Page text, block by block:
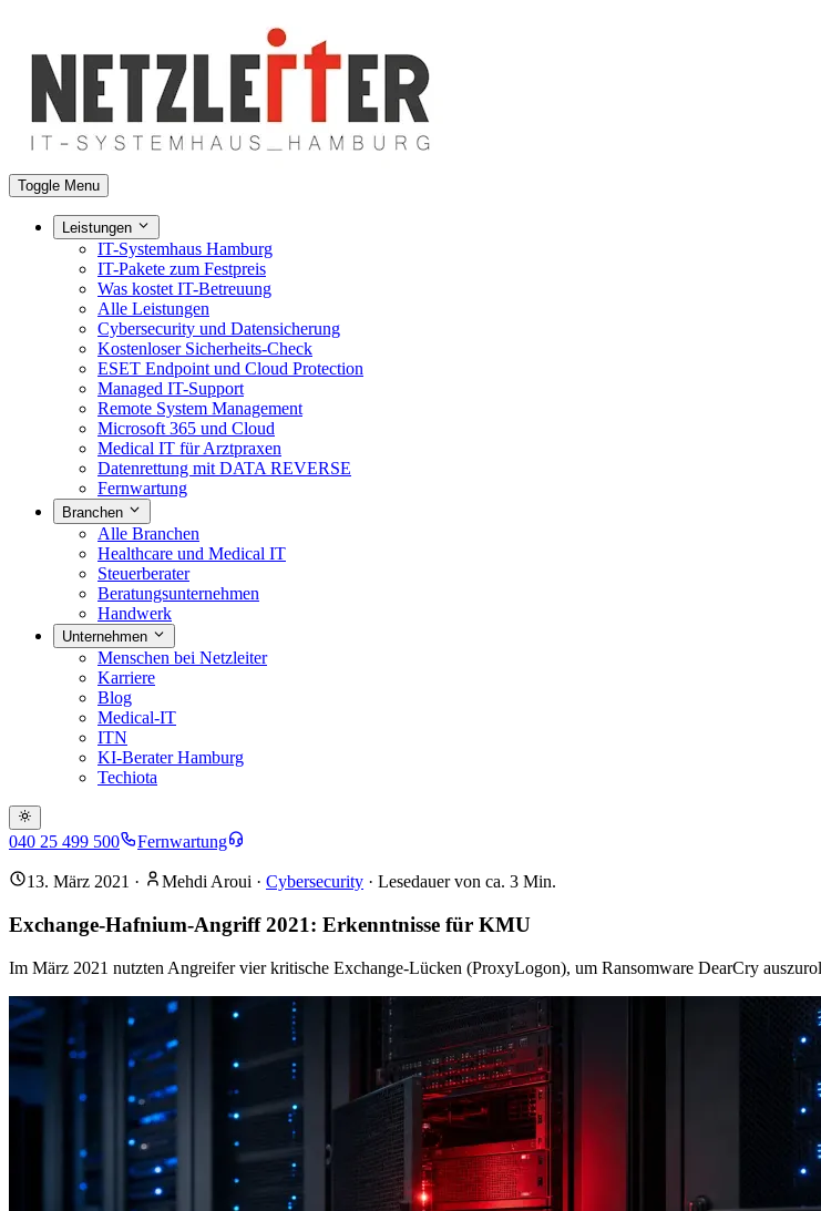
Toggle Menu
Leistungen
IT-Systemhaus Hamburg
IT-Pakete zum Festpreis
Was kostet IT-Betreuung
Alle Leistungen
Cybersecurity und Datensicherung
Kostenloser Sicherheits-Check
ESET Endpoint und Cloud Protection
Managed IT-Support
Remote System Management
Microsoft 365 und Cloud
Medical IT für Arztpraxen
Datenrettung mit DATA REVERSE
Fernwartung
Branchen
Alle Branchen
Healthcare und Medical IT
Steuerberater
Beratungsunternehmen
Handwerk
Unternehmen
Menschen bei Netzleiter
Karriere
Blog
Medical-IT
ITN
KI-Berater Hamburg
Techiota
040 25 499 500 Fernwartung
13. März 2021 · Mehdi Aroui · Cybersecurity · Lesedauer von ca. 3 Min.
Exchange-Hafnium-Angriff 2021: Erkenntnisse für KMU
Im März 2021 nutzten Angreifer vier kritische Exchange-Lücken (ProxyLogon), um Ransomware DearCry